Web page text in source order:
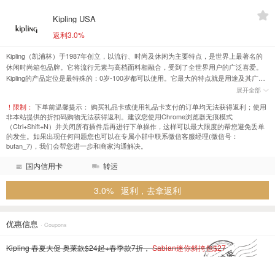
Kipling USA
返利3.0%
Kipling（凯浦林）于1987年创立，以流行、时尚及休闲为主要特点，是世界上最著名的
休闲时尚箱包品牌。它将流行元素与高档面料相融合，受到了全世界用户的广泛喜爱。
Kipling的产品定位是最特殊的：0岁-100岁都可以使用。它最大的特点就是用途及其广
展开全部
！限制： 下单前温馨提示： 购买礼品卡或使用礼品卡支付的订单均无法获得返利；使用
非本站提供的折扣码购物无法获得返利。建议您使用Chrome浏览器无痕模式
（Ctrl+Shift+N）并关闭所有插件后再进行下单操作，这样可以最大限度的帮您避免丢单
的发生。如果出现任何问题您也可以在专属小群中联系微信客服经理(微信号：
bufan_7)，我们会帮您进一步和商家沟通解决。
国内信用卡 转运
3.0% 返利，去拿返利
优惠信息 · Coupons
Kipling 春夏大促 奥莱款$24起+春季款7折，Sabian迷你斜挎包$27